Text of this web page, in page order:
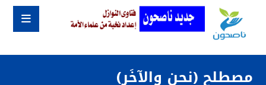
مصطلح (نحن والآخَر)